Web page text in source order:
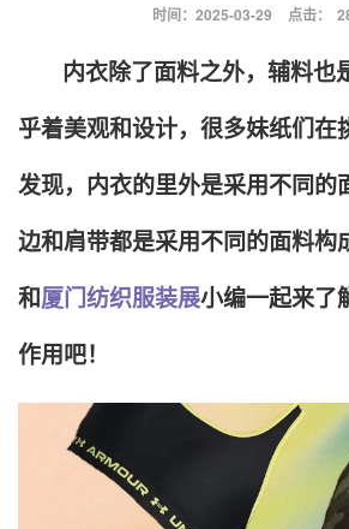
时间：2025-03-29 点击：
内衣除了面料之外，辅料也
乎着美观和设计，很多妹纸们在
发现，内衣的里外是采用不同的
边和肩带都是采用不同的面料构
和厦门纺织服装展小编一起来了
作用吧！